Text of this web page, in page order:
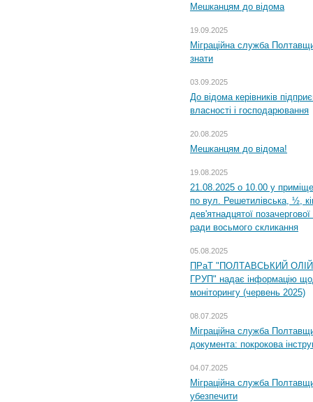
Мешканцям до відома
19.09.2025
Міграційна служба
знати
03.09.2025
До відома керівників
власності і господарювання
20.08.2025
Мешканцям до відома!
19.08.2025
21.08.2025 о 10.00 у
по вул. Решетилівська, ½,
дев'ятнадцятої
ради восьмого скликання
05.08.2025
ПРаТ "ПОЛТАВСЬКИЙ
ГРУП" надає інформацію
моніторингу (червень 2025)
08.07.2025
Міграційна служба
документа: покрокова
04.07.2025
Міграційна служба
убезпечити